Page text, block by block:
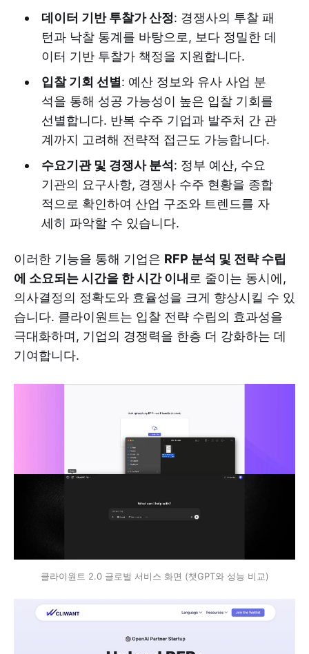
데이터 기반 투찰가 산정: 경쟁사의 투찰 패
턴과 낙찰 통계를 바탕으로, 보다 정밀한 데
이터 기반 투찰가 책정을 지원합니다.
입찰 기회 선별 : 예산 정보와 유사 사업 분
석을 통해 성공 가능성이 높은 입찰 기회를
선별합니다. 반복 수주 기업과 발주처 간 관
계까지 고려해 전략적 접근도 가능합니다.
수요기관 및 경쟁사 분석 : 정부 예산, 수요
기관의 요구사항, 경쟁사 수주 현황을 종합
적으로 확인하여 산업 구조와 트렌드를 자
세히 파악할 수 있습니다.
이러한 기능을 통해 기업은 RFP 분석 및 전략 수립
에 소요되는 시간을 한 시간 이내 로 줄이는 동시에,
의사결정의 정확도와 효율성을 크게 향상시킬 수 있
습니다. 클라이원트는 입찰 전략 수립의 효과성을
극대화하며, 기업의 경쟁력을 한층 더 강화하는 데
기여합니다.
클라이원트 2.0 글로벌 서비스 화면 (챗GPT와 성능 비교)